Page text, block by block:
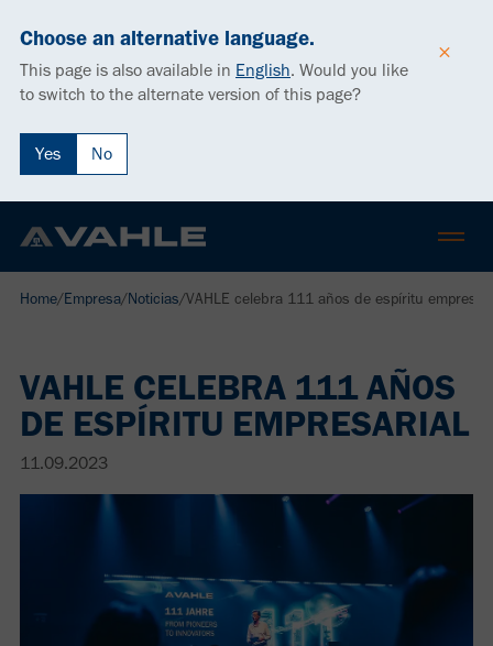
Choose an alternative language.
This page is also available in English. Would you like
to switch to the alternate version of this page?
Yes No
Home/Empresa/Noticias/VAHLE celebra 111 años de espíritu
VAHLE CELEBRA 111 AÑOS
DE ESPÍRITU EMPRESARIAL
11.09.2023